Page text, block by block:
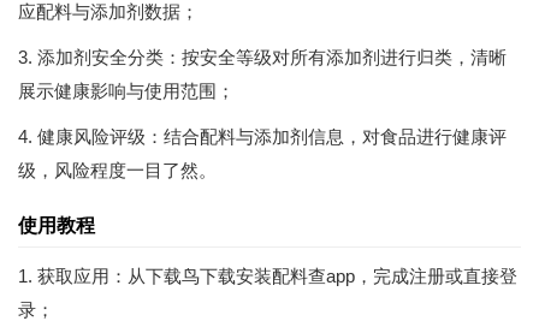
应配料与添加剂数据；
3. 添加剂安全分类：按安全等级对所有添加剂进行归类，清晰
展示健康影响与使用范围；
4. 健康风险评级：结合配料与添加剂信息，对食品进行健康评
级，风险程度一目了然。
使用教程
1. 获取应用：从下载鸟下载安装配料查app，完成注册或直接登
录；